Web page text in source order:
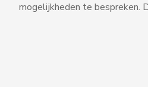
mogelijkheden te bespreken.